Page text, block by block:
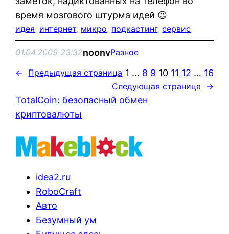
время мозгового штурма идей 😉
идея, интернет, микро, подкастинг, сервис
01.04.2009 23:32noonvРазное
← Предыдущая страница 1 … 8 9 10 11 12 … 16
Следующая страница →
TotalCoin: безопасный обмен
криптовалюты
idea2.ru
RoboCraft
Авто
Безумный ум